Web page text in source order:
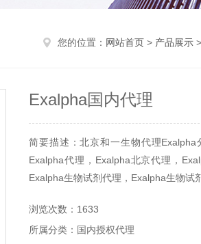
您的位置： 网站首页 > 产品展示
Exalpha国内代理
简要描述：北京和一生物代理Exalpha
Exalpha代理，Exalpha北京代理，
Exalpha生物试剂代理，Exalpha生物试
浏览次数：1633
所属分类：国内授权代理